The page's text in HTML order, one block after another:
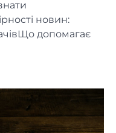
новин:
допомагає